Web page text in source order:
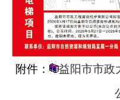
附件：
益阳市市政